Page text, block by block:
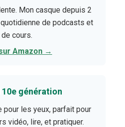
Mon casque depuis 2
de podcasts et
de cours.
Amazon →
10e génération
pour les yeux, parfait pour
vidéo, lire, et pratiquer.